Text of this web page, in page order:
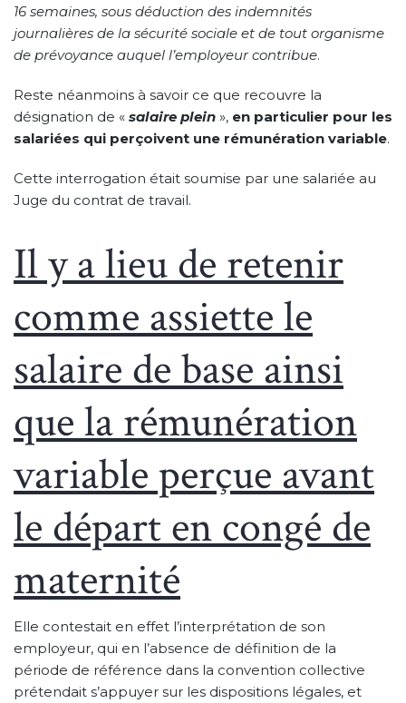
16 semaines, sous déduction des indemnités
journalières de la sécurité sociale et de tout organisme
de prévoyance auquel l’employeur contribue.
Reste néanmoins à savoir ce que recouvre la
désignation de « salaire plein », en particulier pour les
salariées qui perçoivent une rémunération variable.
Cette interrogation était soumise par une salariée au
Juge du contrat de travail.
Il y a lieu de retenir
comme assiette le
salaire de base ainsi
que la rémunération
variable perçue avant
le départ en congé de
maternité
Elle contestait en effet l’interprétation de son
employeur, qui en l’absence de définition de la
période de référence dans la convention collective
prétendait s’appuyer sur les dispositions légales, et